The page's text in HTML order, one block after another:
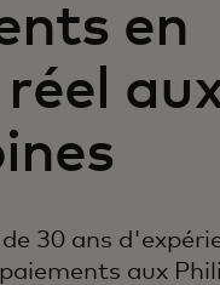
en
30 ans
aux